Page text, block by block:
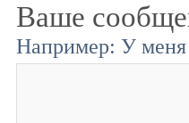
Ваше
Например: У меня